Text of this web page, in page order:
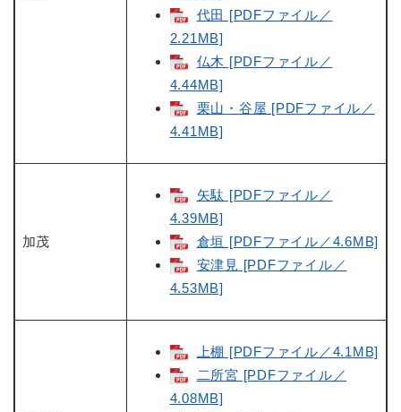
代田 [PDFファイル／
2.21MB]
仏木 [PDFファイル／
4.44MB]
栗山・谷屋 [PDFファイル／
4.41MB]
加茂
矢駄 [PDFファイル／
4.39MB]
倉垣 [PDFファイル／4.6MB]
安津見 [PDFファイル／
4.53MB]
上棚 [PDFファイル／4.1MB]
二所宮 [PDFファイル／
4.08MB]